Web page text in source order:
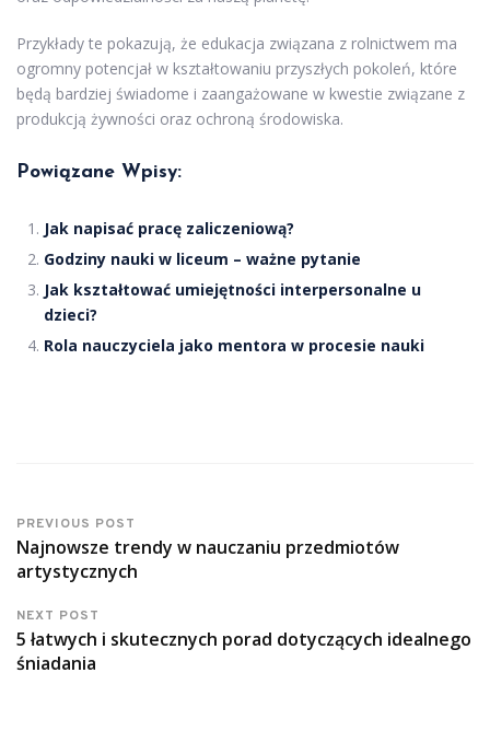
Przykłady te pokazują, że edukacja związana z rolnictwem ma
ogromny potencjał w kształtowaniu przyszłych pokoleń, które
będą bardziej świadome i zaangażowane w kwestie związane z
produkcją żywności oraz ochroną środowiska.
Powiązane Wpisy:
Jak napisać pracę zaliczeniową?
Godziny nauki w liceum – ważne pytanie
Jak kształtować umiejętności interpersonalne u
dzieci?
Rola nauczyciela jako mentora w procesie nauki
PREVIOUS POST
Najnowsze trendy w nauczaniu przedmiotów
artystycznych
NEXT POST
5 łatwych i skutecznych porad dotyczących idealnego
śniadania